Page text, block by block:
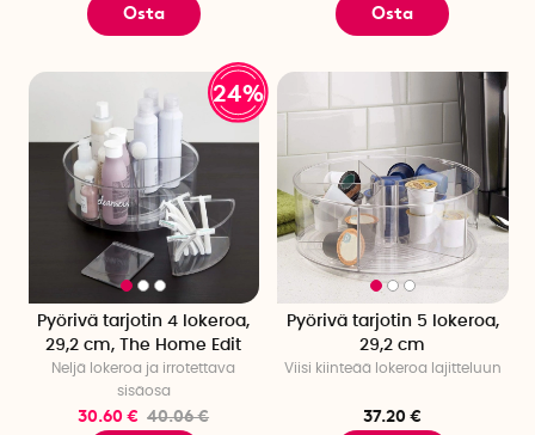
Osta Osta
24%
Pyörivä tarjotin 4 lokeroa,
29,2 cm, The Home Edit
Neljä lokeroa ja irrotettava
sisäosa
30.60 € 40.06 €
Pyörivä tarjotin 5 lokeroa,
29,2 cm
Viisi kiinteää lokeroa lajitteluun
37.20 €